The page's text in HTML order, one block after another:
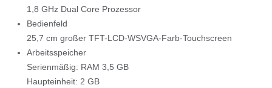
1,8 GHz Dual Core Prozessor
Bedienfeld
25,7 cm großer TFT-LCD-WSVGA-Farb-Touchscreen
Arbeitsspeicher
Serienmäßig: RAM 3,5 GB
Haupteinheit: 2 GB